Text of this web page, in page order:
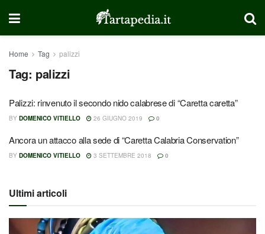
Home Tag palizzi
Tag: palizzi
Palizzi: rinvenuto il secondo nido calabrese di “Caretta caretta”
BY DOMENICO VITIELLO 26 GIUGNO 2019 0
Ancora un attacco alla sede di “Caretta Calabria Conservation”
BY DOMENICO VITIELLO 3 SETTEMBRE 2018 0
Ultimi articoli